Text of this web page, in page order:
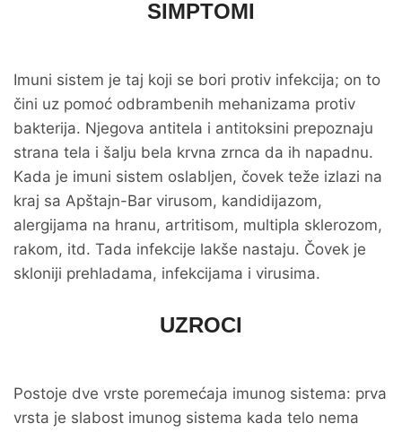
SIMPTOMI
Imuni sistem je taj koji se bori protiv infekcija; on to
čini uz pomoć odbrambenih mehanizama protiv
bakterija. Njegova antitela i antitoksini prepoznaju
strana tela i šalju bela krvna zrnca da ih napadnu.
Kada je imuni sistem oslabljen, čovek teže izlazi na
kraj sa Apštajn-Bar virusom, kandidijazom,
alergijama na hranu, artritisom, multipla sklerozom,
rakom, itd. Tada infekcije lakše nastaju. Čovek je
skloniji prehladama, infekcijama i virusima.
UZROCI
Postoje dve vrste poremećaja imunog sistema: prva
vrsta je slabost imunog sistema kada telo nema